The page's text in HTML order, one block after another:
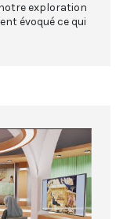
exploration
évoqué ce qui